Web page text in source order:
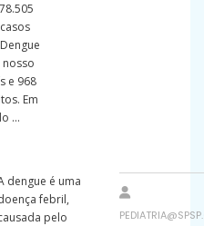
nosso
e 968
Em
...
dengue é uma
febril,
pelo